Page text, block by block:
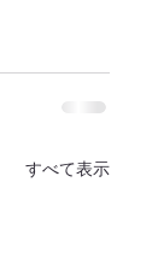
すべて表示